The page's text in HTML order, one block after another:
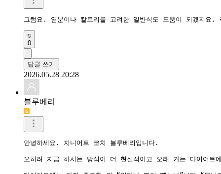
그럼요. 염분이나 칼로리를 고려한 일반식도 도움이 되겠지요.
0
답글 쓰기
2026.05.28 20:28
블루베리
안녕하세요. 지니어트 코치 블루베리입니다.
오히려 지금 하시는 방식이 더 현실적이고 오래 가는 다이어